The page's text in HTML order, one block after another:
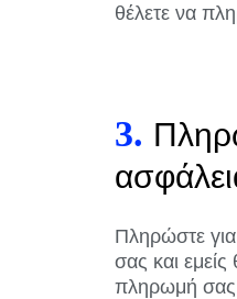
θέλετε να
3.
Πληρώστε για
σας και
πληρωμή σας